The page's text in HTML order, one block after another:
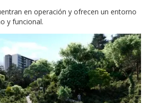
en operación y ofrecen un entorno
y funcional.